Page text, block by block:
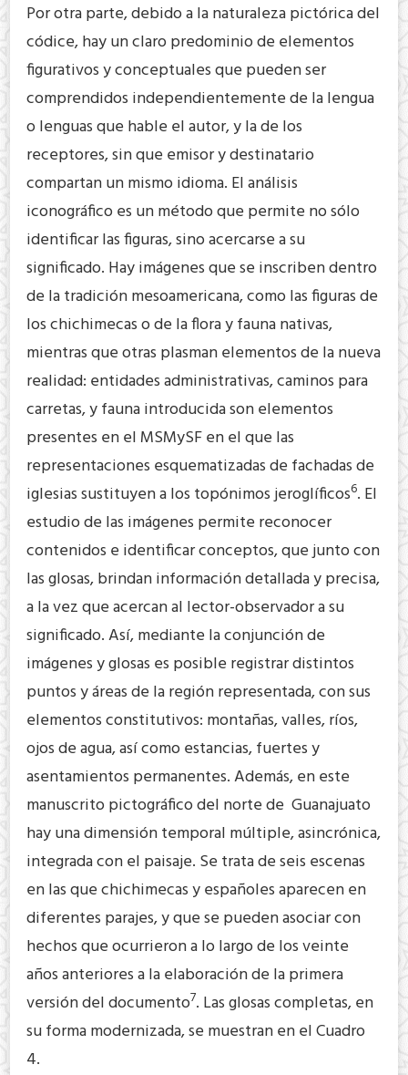
Por otra parte, debido a la naturaleza pictórica del
códice, hay un claro predominio de elementos
figurativos y conceptuales que pueden ser
comprendidos independientemente de la lengua
o lenguas que hable el autor, y la de los
receptores, sin que emisor y destinatario
compartan un mismo idioma. El análisis
iconográfico es un método que permite no sólo
identificar las figuras, sino acercarse a su
significado. Hay imágenes que se inscriben dentro
de la tradición mesoamericana, como las figuras de
los chichimecas o de la flora y fauna nativas,
mientras que otras plasman elementos de la nueva
realidad: entidades administrativas, caminos para
carretas, y fauna introducida son elementos
presentes en el MSMySF en el que las
representaciones esquematizadas de fachadas de
iglesias sustituyen a los topónimos jeroglíficos6. El
estudio de las imágenes permite reconocer
contenidos e identificar conceptos, que junto con
las glosas, brindan información detallada y precisa,
a la vez que acercan al lector-observador a su
significado. Así, mediante la conjunción de
imágenes y glosas es posible registrar distintos
puntos y áreas de la región representada, con sus
elementos constitutivos: montañas, valles, ríos,
ojos de agua, así como estancias, fuertes y
asentamientos permanentes. Además, en este
manuscrito pictográfico del norte de Guanajuato
hay una dimensión temporal múltiple, asincrónica,
integrada con el paisaje. Se trata de seis escenas
en las que chichimecas y españoles aparecen en
diferentes parajes, y que se pueden asociar con
hechos que ocurrieron a lo largo de los veinte
años anteriores a la elaboración de la primera
versión del documento7. Las glosas completas, en
su forma modernizada, se muestran en el Cuadro
4.